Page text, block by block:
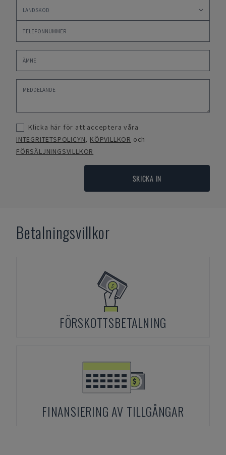
Klicka här för att acceptera våra
INTEGRITETSPOLICYN, KÖPVILLKOR och
FÖRSÄLJNINGSVILLKOR
SKICKA IN
Betalningsvillkor
FÖRSKOTTSBETALNING
FINANSIERING AV TILLGÅNGAR